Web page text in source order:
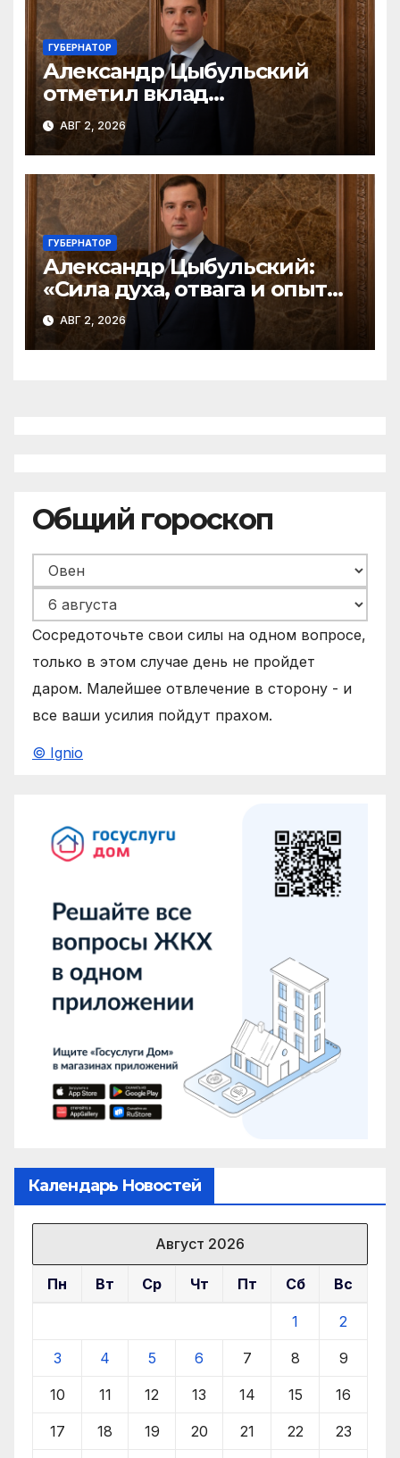
ГУБЕРНАТОР
Александр Цыбульский
отметил вклад
железнодорожников в
развитие Архангельской
области
АВГ 2, 2026
ГУБЕРНАТОР
Александр Цыбульский:
«Сила духа, отвага и опыт
воинов-десантников – залог
надежной защиты
Отечества»
АВГ 2, 2026
Общий гороскоп
Сосредоточьте свои силы на одном вопросе,
только в этом случае день не пройдет
даром. Малейшее отвлечение в сторону - и
все ваши усилия пойдут прахом.
© Ignio
Календарь Новостей
Август 2026
Пн Вт Ср Чт Пт Сб Вс
1 2
3 4 5 6 7 8 9
10 11 12 13 14 15 16
17 18 19 20 21 22 23